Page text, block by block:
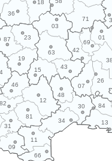
11
12
13
15
18
19
23
26
30
31
34
36
42
43
46
48
63
66
69
01
03
07
09
71
81
82 84
87